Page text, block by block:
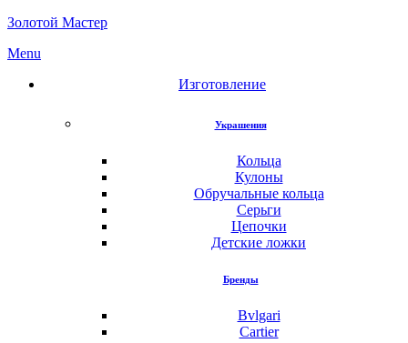
Золотой Мастер
Menu
Изготовление
Украшения
Кольца
Кулоны
Обручальные кольца
Серьги
Цепочки
Детские ложки
Бренды
Bvlgari
Cartier